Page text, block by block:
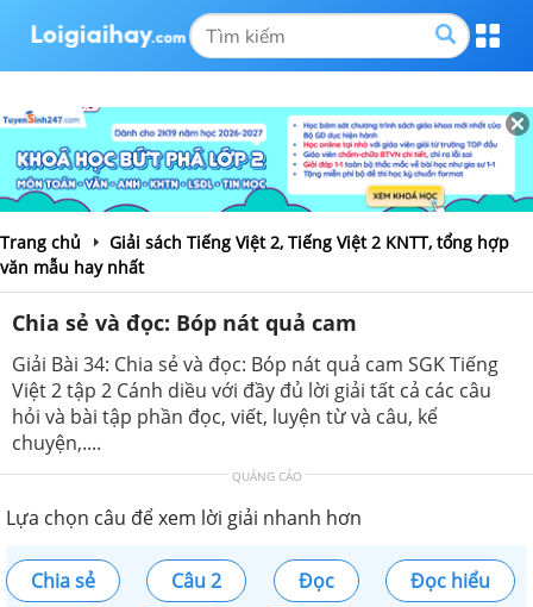
Trang chủ
Giải sách Tiếng Việt 2, Tiếng Việt 2 KNTT, tổng hợp
văn mẫu hay nhất
Chia sẻ và đọc: Bóp nát quả cam
Giải Bài 34: Chia sẻ và đọc: Bóp nát quả cam SGK Tiếng
Việt 2 tập 2 Cánh diều với đầy đủ lời giải tất cả các câu
hỏi và bài tập phần đọc, viết, luyện từ và câu, kể
chuyện,....
QUẢNG CÁO
Lựa chọn câu để xem lời giải nhanh hơn
Chia sẻ Câu 2 Đọc
Đọc hiểu